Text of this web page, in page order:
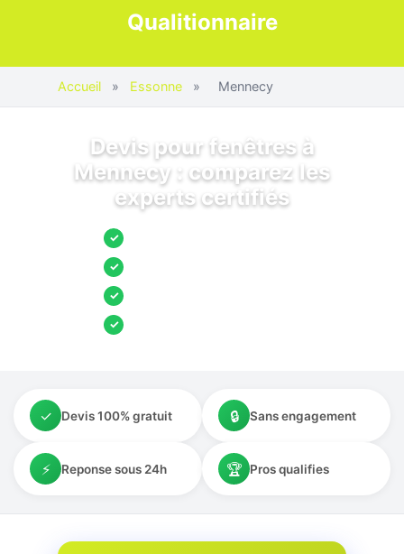
Qualitionnaire
Accueil » Essonne » Mennecy
Devis pour fenêtres à
Mennecy : comparez les
experts certifiés
✓
✓
✓
✓
✓ Devis 100% gratuit 🔒 Sans engagement
⚡ Reponse sous 24h 🏆 Pros qualifies